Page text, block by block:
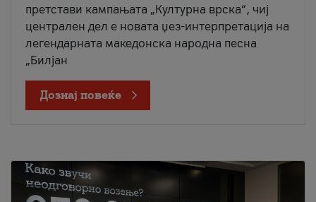
претстави кампањата „Културна врска“, чиј
централен дел е новата џез-интерпретација на
легендарната македонска народна песна
„Билјан
Дознај повеќе